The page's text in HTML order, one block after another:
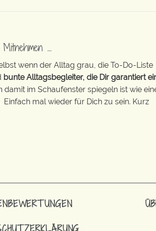
…
wenn der Alltag grau, die To-Do-Liste
bunte Alltagsbegleiter, die Dir garantiert
im Schaufenster spiegeln ist wie
mal wieder für Dich zu sein. Kurz